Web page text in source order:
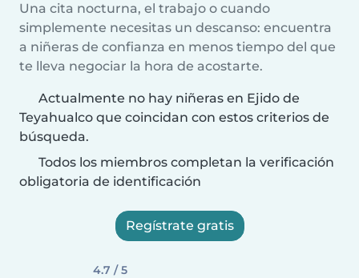
Una cita nocturna, el trabajo o cuando
simplemente necesitas un descanso: encuentra
a niñeras de confianza en menos tiempo del que
te lleva negociar la hora de acostarte.
Actualmente no hay niñeras en Ejido de
Teyahualco que coincidan con estos criterios de
búsqueda.
Todos los miembros completan la verificación
obligatoria de identificación
Regístrate gratis
4.7 / 5